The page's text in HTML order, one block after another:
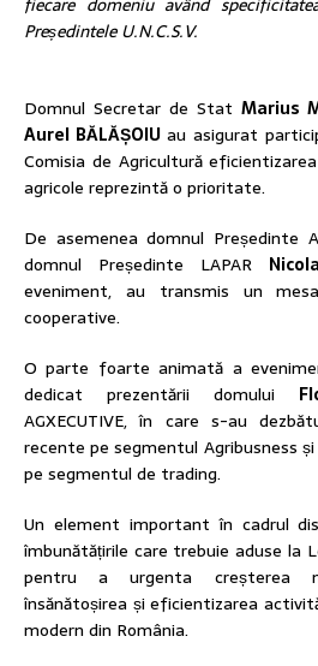
Președintele U.N.C.S.V.
Domnul Secretar de Stat Marius
Aurel BĂLĂȘOIUau asigurat
Comisia de Agricultură
agricole reprezintă o prioritate.
De asemenea domnul Președinte
domnul Președinte LAPAR
eveniment, au transmis un
cooperative.
O parte foarte animată a
dedicat prezentării domului
AGXECUTIVE, în care s-au
recente pe segmentul Agribusness
pe segmentul de trading.
Un element important în cadrul
îmbunătățirile care trebuie aduse la
pentru a urgenta creșterea
însănătoșirea și eficientizarea
modern din România.